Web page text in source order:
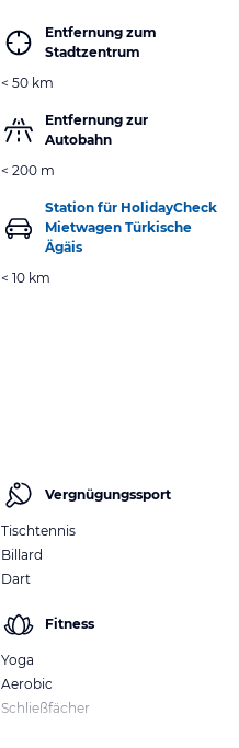
Entfernung zum
Stadtzentrum
< 50 km
Entfernung zur
Autobahn
< 200 m
Station für HolidayCheck
Mietwagen Türkische
Ägäis
< 10 km
Vergnügungssport
Tischtennis
Billard
Dart
Fitness
Yoga
Aerobic
Schließfächer